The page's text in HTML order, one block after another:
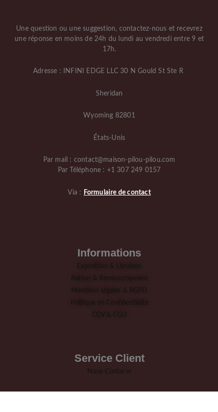
Une question ou une suggestion, contactez-nous et recevrez
une réponse en moins de 24h du lundi au vendredi entre 9 et
17h.
Adresse : INFINI EDGE LLC 30 N Gould St Ste R
Sheridan
Wyoming 82801
États-Unis
Par mail : contact@maison-pilou-pilou.com
Par Téléphone : +1 307 249 0157
Via : Formulaire de contact
Informations
Expédition & Livraison
Retour & Remboursement
Mentions Légales & RGPD
Politique de Confidentialité
CGV & CGU
Service Client
Nous-Contacer